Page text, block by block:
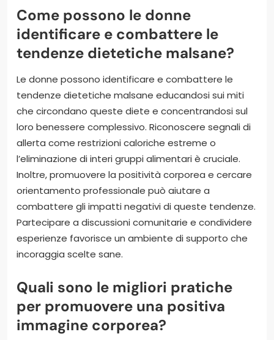
Come possono le donne
identificare e combattere le
tendenze dietetiche malsane?
Le donne possono identificare e combattere le
tendenze dietetiche malsane educandosi sui miti
che circondano queste diete e concentrandosi sul
loro benessere complessivo. Riconoscere segnali di
allerta come restrizioni caloriche estreme o
l’eliminazione di interi gruppi alimentari è cruciale.
Inoltre, promuovere la positività corporea e cercare
orientamento professionale può aiutare a
combattere gli impatti negativi di queste tendenze.
Partecipare a discussioni comunitarie e condividere
esperienze favorisce un ambiente di supporto che
incoraggia scelte sane.
Quali sono le migliori pratiche
per promuovere una positiva
immagine corporea?